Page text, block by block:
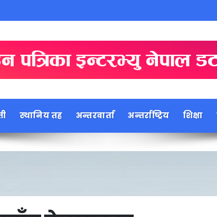
स्थानिय तह अन्तरवार्ता अन्तर्राष्ट्रिय शिक्षा